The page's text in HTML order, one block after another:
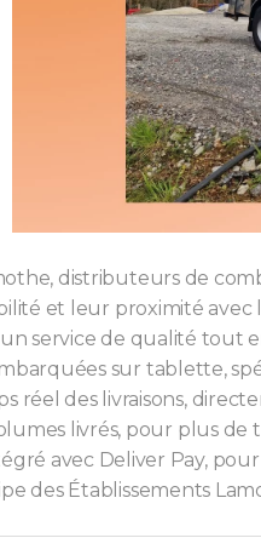
distributeurs de
et leur proximité avec
service de qualité tout
sur tablette,
réel des livraisons,
livrés, pour plus
avec Deliver Pay,
des Établissements